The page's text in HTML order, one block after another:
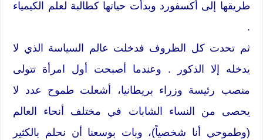
طريقها إلى أكسفورد وبدأت حياتها كطالبة لعلم الكيمياء
.
ثم تحدت كل الظروف فدخلت عالم السياسة الذي لا
يدخله إلا الذكور . وعندما أصبحت أول امرأة تتولى
منصب رئيسة وزراء بريطانيا، أشعلت طموح عدد لا
يحصى من النساء الشابات في مختلف أنحاء العالم
(وطموحي أنا شخصياً)، وبات بوسعنا أن نحلم بالكثير